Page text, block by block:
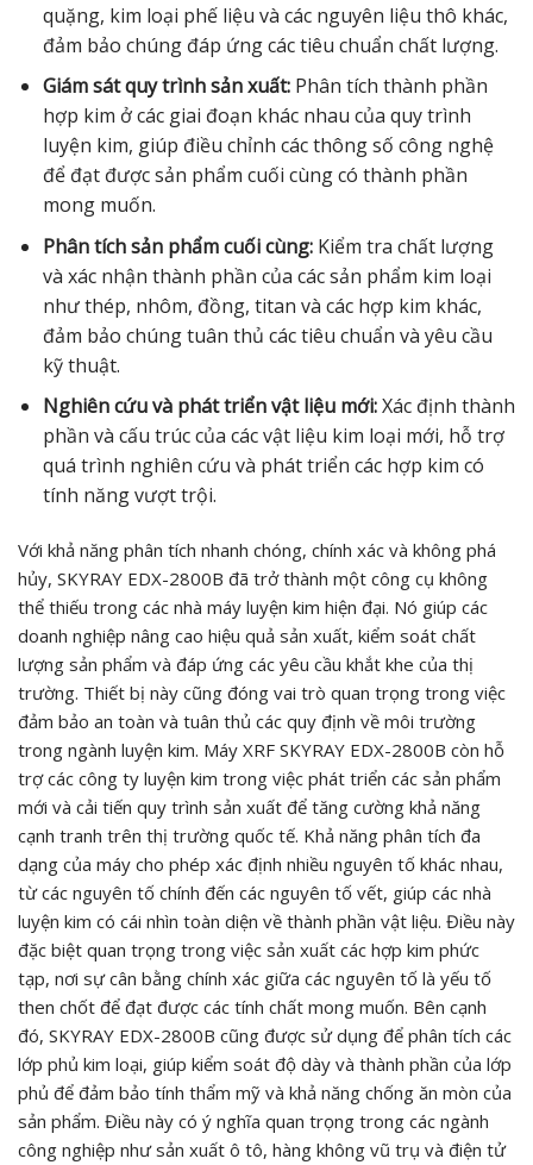
quặng, kim loại phế liệu và các nguyên liệu thô khác,
đảm bảo chúng đáp ứng các tiêu chuẩn chất lượng.
Giám sát quy trình sản xuất:Phân tích thành phần
hợp kim ở các giai đoạn khác nhau của quy trình
luyện kim, giúp điều chỉnh các thông số công nghệ
để đạt được sản phẩm cuối cùng có thành phần
mong muốn.
Phân tích sản phẩm cuối cùng:Kiểm tra chất lượng
và xác nhận thành phần của các sản phẩm kim loại
như thép, nhôm, đồng, titan và các hợp kim khác,
đảm bảo chúng tuân thủ các tiêu chuẩn và yêu cầu
kỹ thuật.
Nghiên cứu và phát triển vật liệu mới:Xác định thành
phần và cấu trúc của các vật liệu kim loại mới, hỗ trợ
quá trình nghiên cứu và phát triển các hợp kim có
tính năng vượt trội.
Với khả năng phân tích nhanh chóng, chính xác và không phá
hủy, SKYRAY EDX-2800B đã trở thành một công cụ không
thể thiếu trong các nhà máy luyện kim hiện đại. Nó giúp các
doanh nghiệp nâng cao hiệu quả sản xuất, kiểm soát chất
lượng sản phẩm và đáp ứng các yêu cầu khắt khe của thị
trường. Thiết bị này cũng đóng vai trò quan trọng trong việc
đảm bảo an toàn và tuân thủ các quy định về môi trường
trong ngành luyện kim. Máy XRF SKYRAY EDX-2800B còn hỗ
trợ các công ty luyện kim trong việc phát triển các sản phẩm
mới và cải tiến quy trình sản xuất để tăng cường khả năng
cạnh tranh trên thị trường quốc tế. Khả năng phân tích đa
dạng của máy cho phép xác định nhiều nguyên tố khác nhau,
từ các nguyên tố chính đến các nguyên tố vết, giúp các nhà
luyện kim có cái nhìn toàn diện về thành phần vật liệu. Điều này
đặc biệt quan trọng trong việc sản xuất các hợp kim phức
tạp, nơi sự cân bằng chính xác giữa các nguyên tố là yếu tố
then chốt để đạt được các tính chất mong muốn. Bên cạnh
đó, SKYRAY EDX-2800B cũng được sử dụng để phân tích các
lớp phủ kim loại, giúp kiểm soát độ dày và thành phần của lớp
phủ để đảm bảo tính thẩm mỹ và khả năng chống ăn mòn của
sản phẩm. Điều này có ý nghĩa quan trọng trong các ngành
công nghiệp như sản xuất ô tô, hàng không vũ trụ và điện tử